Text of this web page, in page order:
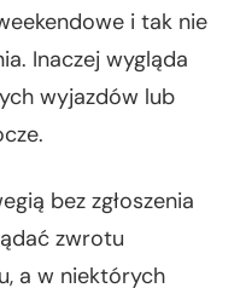
i tak nie
Inaczej wygląda
wyjazdów lub
bez zgłoszenia
zwrotu
a w niektórych